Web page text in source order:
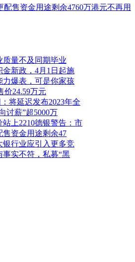
配售资金用途剩余4760万港元不再用
量不及同期毕业
新政，4月1日起施
力爆表，可是你家孩
价24.59万元
将延迟发布2023年全
讨薪”超5000万
上2210德银警告：市
售资金用途剩余47
银行业应引入更多竞
事实不符，私募“黑